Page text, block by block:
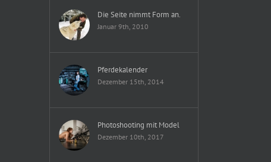
Die Seite nimmt Form an.
Januar 9th, 2010
Pferdekalender
Dezember 15th, 2014
Photoshooting mit Model
Dezember 10th, 2017